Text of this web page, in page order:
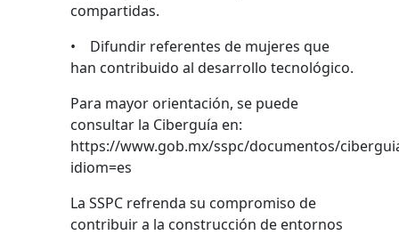
compartidas.
• Difundir referentes de mujeres que
han contribuido al desarrollo tecnológico.
Para mayor orientación, se puede
consultar la Ciberguía en:
https://www.gob.mx/sspc/documentos/
idiom=es
La SSPC refrenda su compromiso de
contribuir a la construcción de entornos